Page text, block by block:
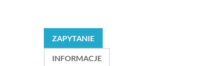
ZAPYTANIE
INFORMACJE